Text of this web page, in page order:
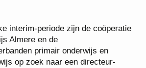
interim-periode zijn de
Onderwijs Almere en de
primair onderwijs en
op zoek naar een directeur-